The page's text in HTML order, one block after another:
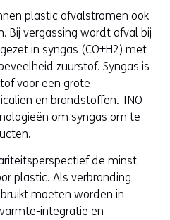
r
e
n
a
e
e
w
e
b
plastic afvalstromen ook
Bij vergassing wordt afval bij
in syngas (CO+H2) met
zuurstof. Syngas is
voor een grote
en brandstoffen. TNO
om syngas om te
de minst
plastic. Als verbranding
moeten worden in
integratie en